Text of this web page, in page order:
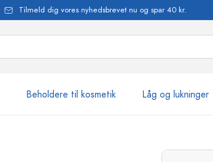
Tilmeld dig vores nyhedsbrevet nu og spar 40 kr.
Beholdere til kosmetik Låg og lukninger